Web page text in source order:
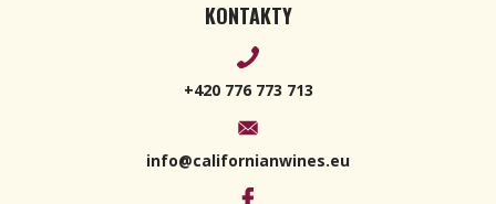
KONTAKTY
+420 776 773 713
info@californianwines.eu